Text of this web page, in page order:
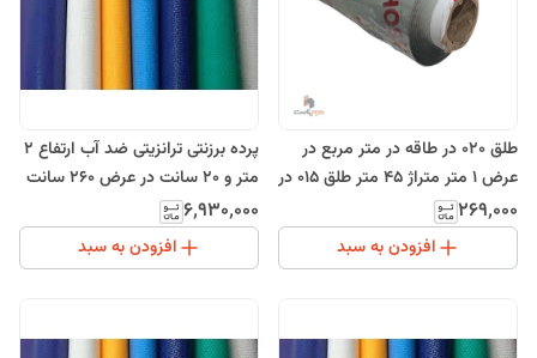
طلق 020 در طاقه در متر مربع در
عرض 1 متر متراژ 45 متر طلق 015 در
متراژ45 متر در طاقه در م...
۲۶۹٬۰۰۰
افزودن به سبد
پرده برزنتی ترانزیتی ضد آب ارتفاع 2
متر و 20 سانت در عرض 260 سانت
۶٬۹۳۰٬۰۰۰
افزودن به سبد